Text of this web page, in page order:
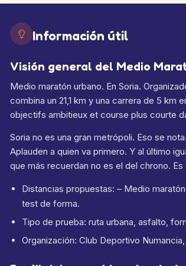
Información útil
Visión general del Medio
Medio maratón urbano. En Soria.
combina un 21,1 km y una carrera de 5 km
objectifs ambitieux et course plus courte
Soria no es una gran metrópoli. Eso se
Aplauden a quien va primero. Y al último
que más recuerdan no es el del chrono.
Distancias propuestas: – Medio
test de forma.
Tipo de prueba: ruta urbana, asfalto,
Organización: Club Deportivo